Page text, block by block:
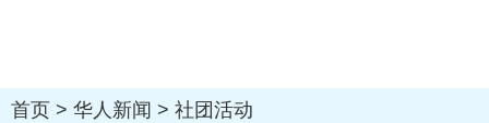
首页 > 华人新闻 > 社团活动